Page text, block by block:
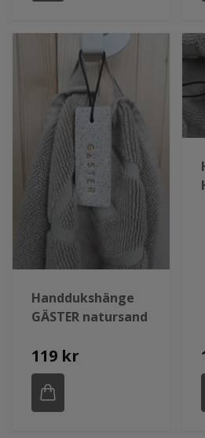
Handdukshänge
GÄSTER natursand
119 kr